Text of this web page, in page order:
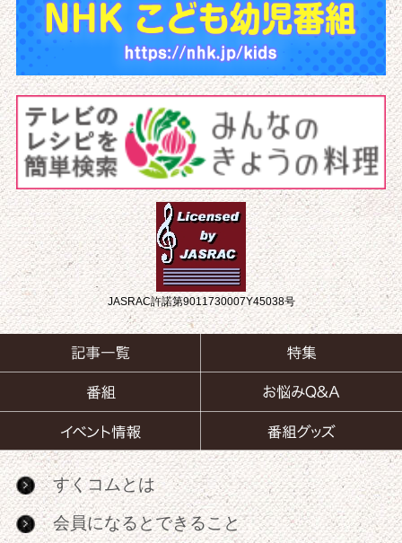
JASRAC許諾第9011730007Y45038号
すくコムとは
会員になるとできること